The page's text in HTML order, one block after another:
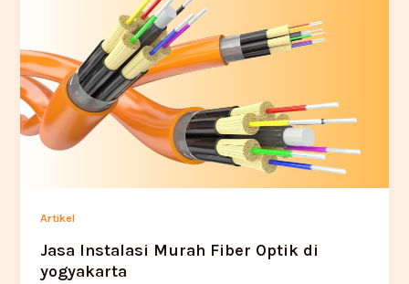
Artikel
Jasa Instalasi Murah Fiber Optik di
yogyakarta